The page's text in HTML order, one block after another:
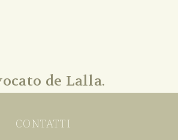
de Lalla.
CONTATTI